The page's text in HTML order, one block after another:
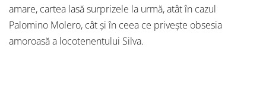
amare, cartea lasă surprizele la urmă, atât în cazul
Palomino Molero, cât și în ceea ce privește obsesia
amoroasă a locotenentului Silva.